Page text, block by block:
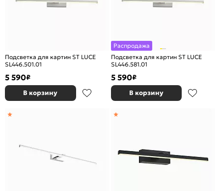
Подсветка для картин ST LUCE
SL446.501.01
5 590₽
В корзину
Распродажа
Подсветка для картин ST LUCE
SL446.581.01
5 590₽
В корзину